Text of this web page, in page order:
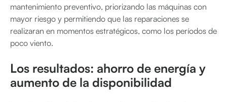
mantenimiento preventivo, priorizando las máquinas con
mayor riesgo y permitiendo que las reparaciones se
realizaran en momentos estratégicos, como los períodos de
poco viento.
Los resultados: ahorro de energía y
aumento de la disponibilidad